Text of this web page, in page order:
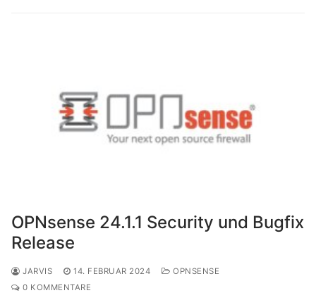
OPNsense 24.1.1 Security und Bugfix
Release
JARVIS 14. FEBRUAR 2024
OPNSENSE
0 KOMMENTARE